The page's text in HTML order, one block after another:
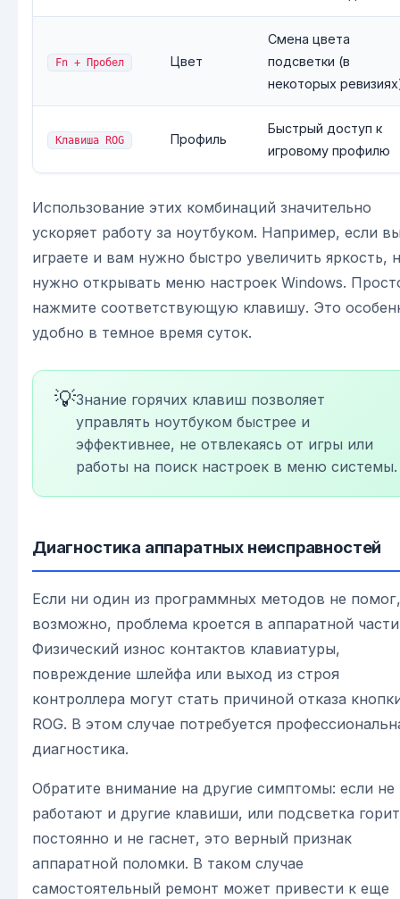
Fn + Пробел Цвет
Смена цвета
подсветки (в
некоторых
Клавиша ROG Профиль
Быстрый доступ к
игровому профилю
Использование этих комбинаций значительно
ускоряет работу за ноутбуком. Например, если
играете и вам нужно быстро увеличить яркость,
нужно открывать меню настроек Windows.
нажмите соответствующую клавишу. Это
удобно в темное время суток.
💡Знание горячих клавиш позволяет
управлять ноутбуком быстрее и
эффективнее, не отвлекаясь от игры или
работы на поиск настроек в меню системы.
Диагностика аппаратных неисправностей
Если ни один из программных методов не помог,
возможно, проблема кроется в аппаратной
Физический износ контактов клавиатуры,
повреждение шлейфа или выход из строя
контроллера могут стать причиной отказа
ROG. В этом случае потребуется
диагностика.
Обратите внимание на другие симптомы: если не
работают и другие клавиши, или подсветка горит
постоянно и не гаснет, это верный признак
аппаратной поломки. В таком случае
самостоятельный ремонт может привести к еще